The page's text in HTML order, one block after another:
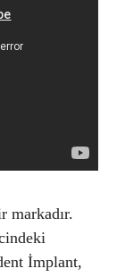
markadır.
İmplant,